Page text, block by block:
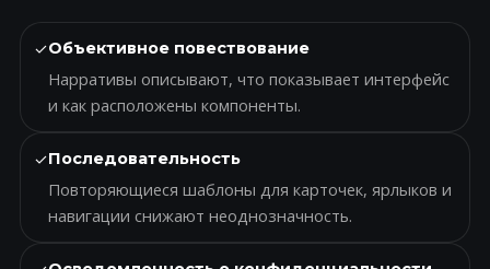
✓Объективное повествование
Нарративы описывают, что показывает интерфейс
и как расположены компоненты.
✓Последовательность
Повторяющиеся шаблоны для карточек, ярлыков и
навигации снижают неоднозначность.